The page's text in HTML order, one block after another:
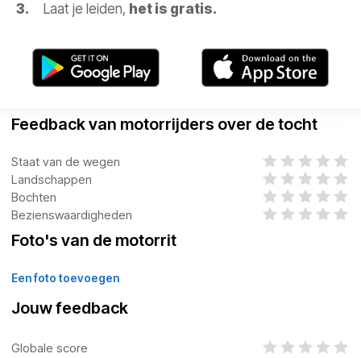
Laat je leiden, het is gratis.
Feedback van motorrijders over de tocht
Staat van de wegen
Landschappen
Bochten
Bezienswaardigheden
Foto's van de motorrit
Een foto toevoegen
Jouw feedback
Globale score